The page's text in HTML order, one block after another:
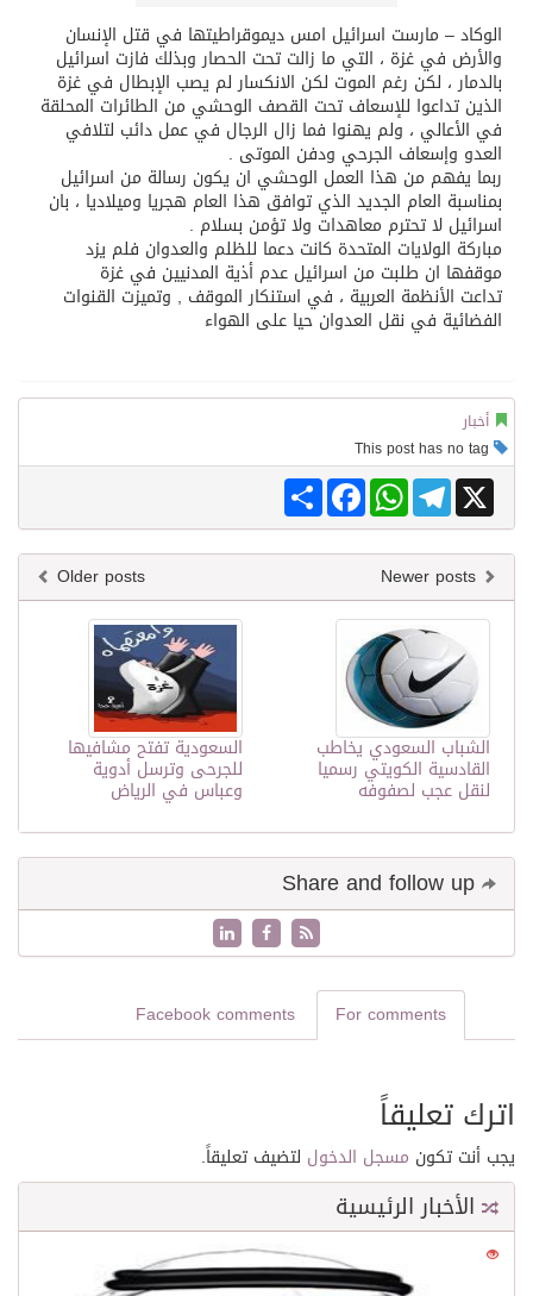
كسوة الكعبة تعتلي البيت العتيق
“سبيس إكس” تطلق 24 قمرًا صناعيًا جديدًا إلى الفضاء
الوكاد – مارست اسرائيل امس ديموقراطيتها في قتل الإنسان
والأرض في غزة ، التي ما زالت تحت الحصار وبذلك فازت اسرائيل
بالدمار ، لكن رغم الموت لكن الانكسار لم يصب الإبطال في غزة
الذين تداعوا للإسعاف تحت القصف الوحشي من الطائرات المحلقة
في الأعالي ، ولم يهنوا فما زال الرجال في عمل دائب لتلافي
العدو وإسعاف الجرحي ودفن الموتى .
ربما يفهم من هذا العمل الوحشي ان يكون رسالة من اسرائيل
بمناسبة العام الجديد الذي توافق هذا العام هجريا وميلاديا ، بان
اسرائيل لا تحترم معاهدات ولا تؤمن بسلام .
مباركة الولايات المتحدة كانت دعما للظلم والعدوان فلم يزد
موقفها ان طلبت من اسرائيل عدم أذية المدنيين في غزة
تداعت الأنظمة العربية ، في استنكار الموقف , وتميزت القنوات
الفضائية في نقل العدوان حيا على الهواء
أخبار
Share
FacebookWhatsAppTelegram X
Older posts
السعودية تفتح مشافيها
للجرحى وترسل أدوية
وعباس في الرياض
الشباب السعودي يخاطب
القادسية الكويتي رسميا
لنقل عجب لصفوفه
For comments
Facebook comments
اترك تعليقاً
يجب أنت تكون مسجل الدخول لتضيف تعليقاً.
الأخبار الرئيسية
21610